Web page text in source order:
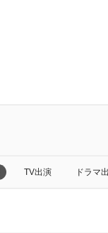
TV出演 ドラマ